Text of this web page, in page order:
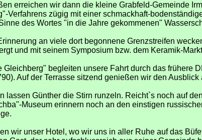
erreichen wir dann die kleine Grabfeld-Gemeinde
Verfahrens zügig mit einer schmackhaft-
des Wortes "in die Jahre gekommenen"
an viele dort begonnene Grenzstreifen
und mit seinem Symposium bzw. dem Keramik-
Gleichberg" begleiten unsere Fahrt durch das frühere
Auf der Terrasse sitzend genießen wir den
lassen Günther die Stirn runzeln. Reicht`s noch auf den
Museum erinnern noch an den einstigen
wir unser Hotel, wo wir uns in aller Ruhe auf das